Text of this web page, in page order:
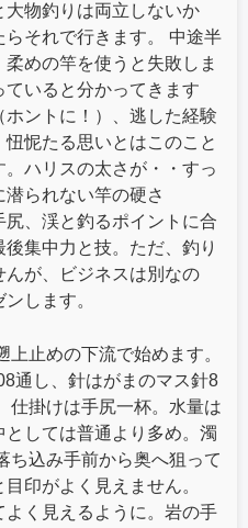
物釣りは両立しないか
それで行きます。 中途半
めの竿を使うと失敗しま
いると分かってきます
ントに！）、逃した経験
怩たる思いとはこのこと
ハリスの太さが・・すっ
られない竿の硬さ
、渓と釣るポイントに合
集中力と技。ただ、釣り
が、ビジネスは別なの
します。
止めの下流で始めます。
通し、針はがまのマス針8
仕掛けは手尻一杯。水量は
しては普通より多め。濁
ち込み手前から奥へ狙って
印がよく見えません。
く見えるように。岩の手